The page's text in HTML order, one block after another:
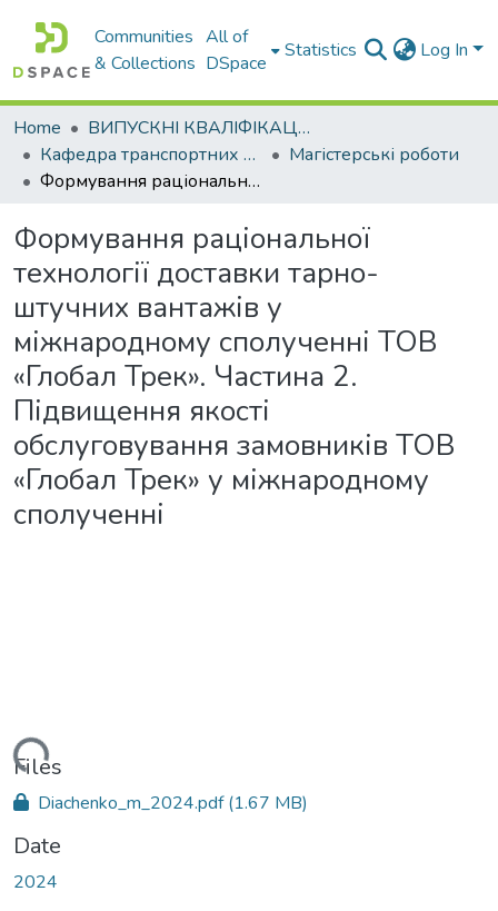
Communities
& Collections
All of
DSpace
Statistics Log In
Home
ВИПУСКНІ КВАЛІФІКАЦІЙНІ РОБОТИ
Кафедра транспортних технологій
Магістерські роботи
Формування раціональної технології доставки тарно-штучних вантажів у міжнародному сполученні ТОВ «Глобал Трек». Частина 2. Підвищення якості обслуговування замовників ТОВ «Глобал Трек» у міжнародному сполученні
Формування раціональної
технології доставки тарно-
штучних вантажів у
міжнародному сполученні ТОВ
«Глобал Трек». Частина 2.
Підвищення якості
обслуговування замовників ТОВ
«Глобал Трек» у міжнародному
сполученні
Files
Diachenko_m_2024.pdf(1.67 MB)
Date
2024